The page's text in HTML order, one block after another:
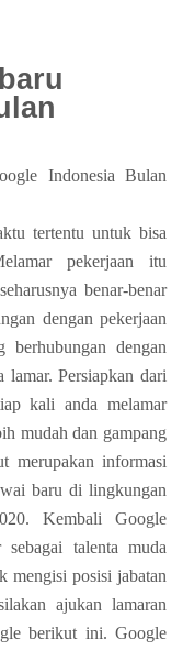
Indonesia Bulan
tertentu untuk bisa
pekerjaan itu
benar-benar
dengan pekerjaan
dengan
lamar. Persiapkan dari
kali anda melamar
mudah dan gampang
merupakan informasi
baru di lingkungan
Kembali Google
talenta muda
mengisi posisi jabatan
ajukan lamaran
berikut ini. Google